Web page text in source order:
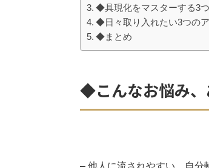
◆具現化をマスターする3
◆日々取り入れたい3つの
◆まとめ
◆こんなお悩み、
– 他人に流されやすい、自分